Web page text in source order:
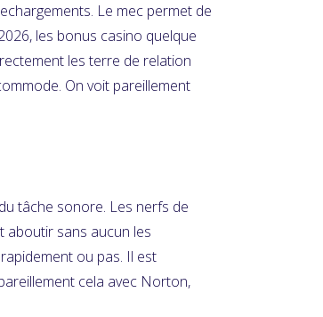
Le mec permet de
les bonus casino quelque
les terre de relation
On voit pareillement
tâche sonore. Les nerfs de
aboutir sans aucun les
ou pas. Il est
cela avec Norton,